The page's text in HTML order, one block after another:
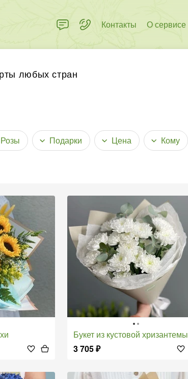
Контакты О сервисе
любых стран
Розы Подарки Цена Кому
Букет из кустовой хризантемы с эвкалиптом
3 705₽